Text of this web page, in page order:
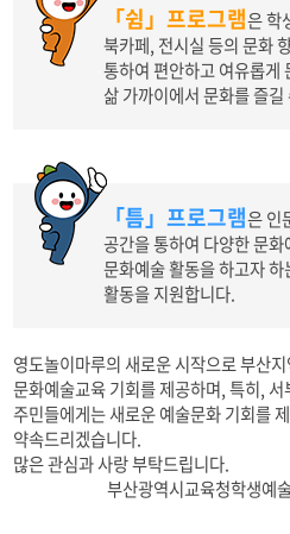
「쉼」프로그램은 학
북카페, 전시실 등의 문화
통하여 편안하고 여유롭게
삶 가까이에서 문화를 즐
「틈」프로그램은 인
공간을 통하여 다양한 문
문화예술 활동을 하고자
활동을 지원합니다.
영도놀이마루의 새로운 시작으로 부산
문화예술교육 기회를 제공하며, 특히,
주민들에게는 새로운 예술문화 기회를
약속드리겠습니다.
많은 관심과 사랑 부탁드립니다.
부산광역시교육청학생예